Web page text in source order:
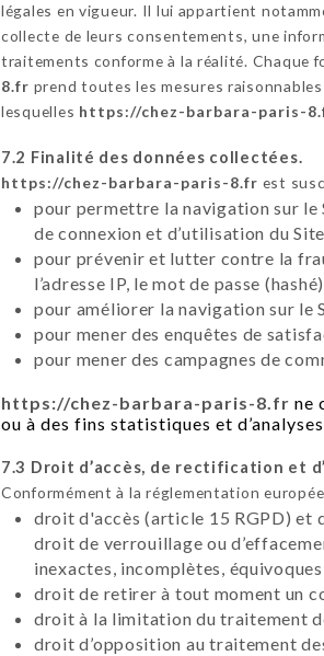
légales en vigueur. Il lui appartient
collecte de leurs consentements, une
traitements conforme à la réalité. Chaque
8.fr prend toutes les mesures
lesquelles https://chez-barbara-paris-
7.2 Finalité des données collectées.
https://chez-barbara-paris-8.fr est
pour permettre la navigation sur le
de connexion et d’utilisation du
pour prévenir et lutter contre la
l’adresse IP, le mot de passe (hashé)
pour améliorer la navigation sur le
pour mener des enquêtes de
pour mener des campagnes de
https://chez-barbara-paris-8.fr ne
ou à des fins statistiques et
7.3 Droit d’accès, de rectification et
Conformément à la réglementation
droit d'accès (article 15 RGPD) et
droit de verrouillage ou
inexactes, incomplètes,
droit de retirer à tout moment un
droit à la limitation du traitement
droit d’opposition au traitement